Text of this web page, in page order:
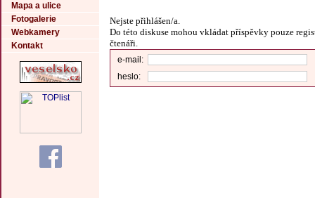
Mapa a ulice
Fotogalerie
Webkamery
Kontakt
Nejste přihlášen/a.
Do této diskuse mohou vkládat příspěvky pouze
čtenáři.
e-mail:
heslo: